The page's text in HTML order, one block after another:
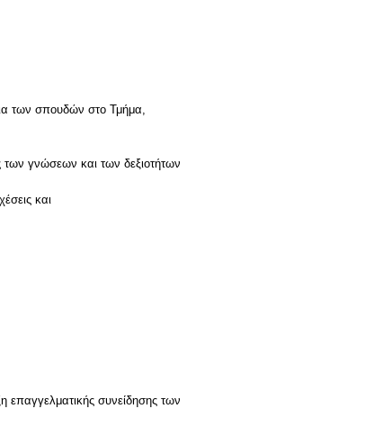
των σπουδών στο Τμήμα,
γνώσεων και των δεξιοτήτων
και
επαγγελματικής συνείδησης των